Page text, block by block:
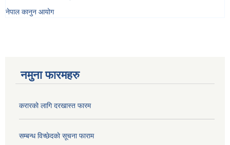
नेपाल कानुन आयोग
नमुना फारमहरु
करारको लागि दरखास्त फारम
सम्बन्ध विच्छेदकाे सूचना फाराम